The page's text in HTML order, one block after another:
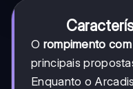
O rompimento
principais
Enquanto o